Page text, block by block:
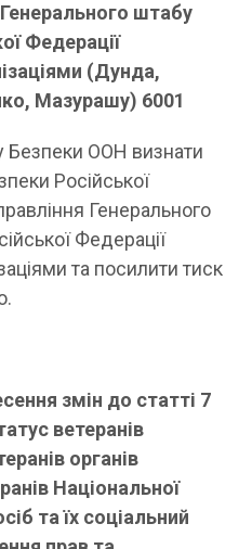
штабу
Федерації
(Дунда,
Мазурашу) 6001
Безпеки ООН визнати
Російської
Генерального
Федерації
та посилити тиск
змін до статті 7
ветеранів
органів
Національної
та їх соціальний